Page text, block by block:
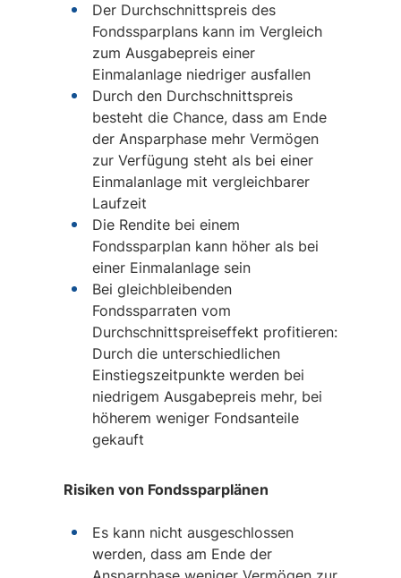
Der Durchschnittspreis des
Fondssparplans kann im Vergleich
zum Ausgabepreis einer
Einmalanlage niedriger ausfallen
Durch den Durchschnittspreis
besteht die Chance, dass am Ende
der Ansparphase mehr Vermögen
zur Verfügung steht als bei einer
Einmalanlage mit vergleichbarer
Laufzeit
Die Rendite bei einem
Fondssparplan kann höher als bei
einer Einmalanlage sein
Bei gleichbleibenden
Fondssparraten vom
Durchschnittspreiseffekt profitieren:
Durch die unterschiedlichen
Einstiegszeitpunkte werden bei
niedrigem Ausgabepreis mehr, bei
höherem weniger Fondsanteile
gekauft
Risiken von Fondssparplänen
Es kann nicht ausgeschlossen
werden, dass am Ende der